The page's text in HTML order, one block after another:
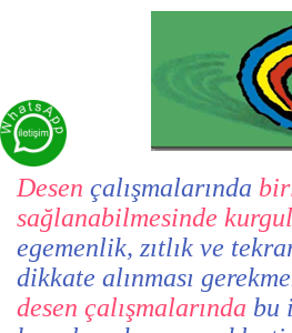
Desen çalışmalarında
sağlanabilmesinde
egemenlik, zıtlık ve
dikkate alınması
desen çalışmalarında bu